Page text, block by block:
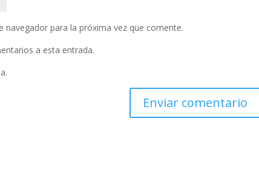
para la próxima vez que comente.
a esta entrada.